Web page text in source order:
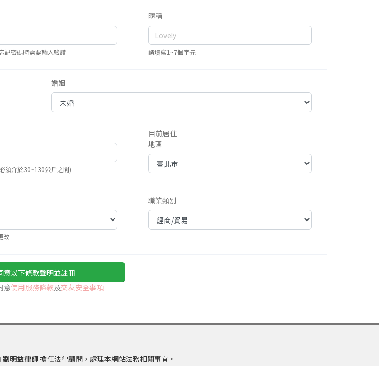
記密碼時需要輸入驗證
暱稱
請填寫1~7個字元
婚姻
須介於30~130公斤之間)
目前居住
地區
改
職業類別
意以下條款聲明並註冊
意使用服務條款及交友安全事項
劉明益律師擔任法律顧問，處理本網站法務相關事宜。